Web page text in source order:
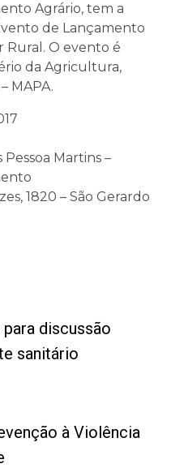
Agrário, tem a
de Lançamento
O evento é
da Agricultura,
MAPA.
Martins –
1820 – São Gerardo
discussão
sanitário
à Violência